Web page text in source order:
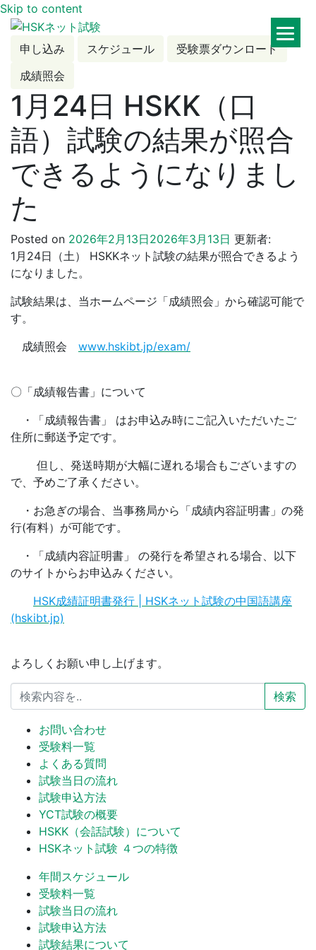
Skip to content
HSKネット試験
申し込み スケジュール
受験票ダウンロード
成績照会
1月24日 HSKK（口
語）試験の結果が照合
できるようになりまし
た
Posted on 2026年2月13日2026年3月13日 更新者:
1月24日（土） HSKKネット試験の結果が照合できるよう
になりました。
試験結果は、当ホームページ「成績照会」から確認可能で
す。
成績照会 www.hskibt.jp/exam/
〇「成績報告書」について
・「成績報告書」 はお申込み時にご記入いただいたご
住所に郵送予定です。
但し、発送時期が大幅に遅れる場合もございますの
で、予めご了承ください。
・お急ぎの場合、当事務局から「成績内容証明書」の発
行(有料）が可能です。
・「成績内容証明書」 の発行を希望される場合、以下
のサイトからお申込みください。
HSK成績証明書発行 | HSKネット試験の中国語講座
(hskibt.jp)
よろしくお願い申し上げます。
検索
お問い合わせ
受験料一覧
よくある質問
試験当日の流れ
試験申込方法
YCT試験の概要
HSKK（会話試験）について
HSKネット試験 ４つの特徴
年間スケジュール
受験料一覧
試験当日の流れ
試験申込方法
試験結果について